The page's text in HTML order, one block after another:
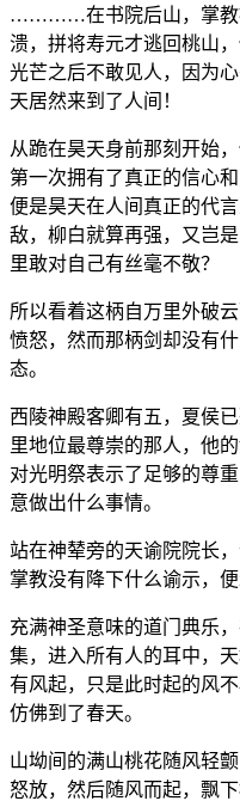
…………在书院后山，掌教
溃，拼将寿元才逃回桃山
光芒之后不敢见人，因为
天居然来到了人间！
从跪在昊天身前那刻开始
第一次拥有了真正的信心
便是昊天在人间真正的代
敌，柳白就算再强，又岂
里敢对自己有丝毫不敬？
所以看着这柄自万里外破
愤怒，然而那柄剑却没有
态。
西陵神殿客卿有五，夏侯
里地位最尊崇的那人，他
对光明祭表示了足够的尊
意做出什么事情。
站在神辇旁的天谕院院长
掌教没有降下什么谕示，
充满神圣意味的道门典乐
集，进入所有人的耳中，
有风起，只是此时起的风
仿佛到了春天。
山坳间的满山桃花随风轻
怒放，然后随风而起，飘